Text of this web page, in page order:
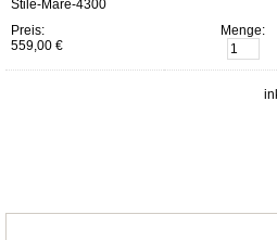
Stile-Mare-4300
Preis:
559,00 €
Menge: